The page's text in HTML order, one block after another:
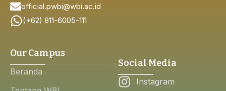
official.pwbi@wbi.ac.id
(+62) 811-6005-111
Our Campus
Beranda
Social Media
Instagram